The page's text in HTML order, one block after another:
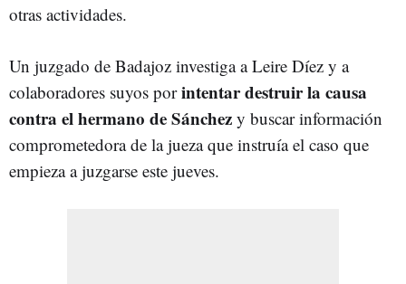
otras actividades.
Un juzgado de Badajoz investiga a Leire Díez y a
colaboradores suyos porintentar destruir la causa
contra el hermano de Sánchez y buscar información
comprometedora de la jueza que instruía el caso que
empieza a juzgarse este jueves.